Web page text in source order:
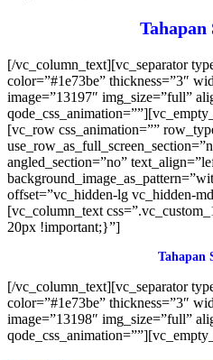
Tahapan
[/vc_column_text][vc_separator
color=”#1e73be” thickness=”3″
image=”13197″ img_size=”full”
[vc_row css_animation=””
angled_section=”no”
offset=”vc_hidden-lg vc_hidden-
[vc_column_text
20px !important;}”]
Tahapan
[/vc_column_text][vc_separator
color=”#1e73be” thickness=”3″
image=”13198″ img_size=”full”